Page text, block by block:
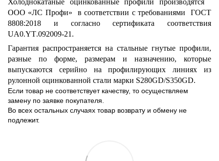
Холоднокатаные оцинкованные профили производятся
ООО «ЛС Профи» в соответствии с требованиями ГОСТ
8808:2018 и согласно сертификата соответствия
UA0.YT.092009-21.
Гарантия распространяется на стальные гнутые профили,
разные по форме, размерам и назначению, которые
выпускаются серийнона профилирующих линиях из
рулонной оцинкованной стали марки S280GD/S350GD.
Если товар не соответствует качеству, то осуществляем
замену по заявке покупателя.
Во всех остальных случаях товар возврату и обмену не
подлежит.